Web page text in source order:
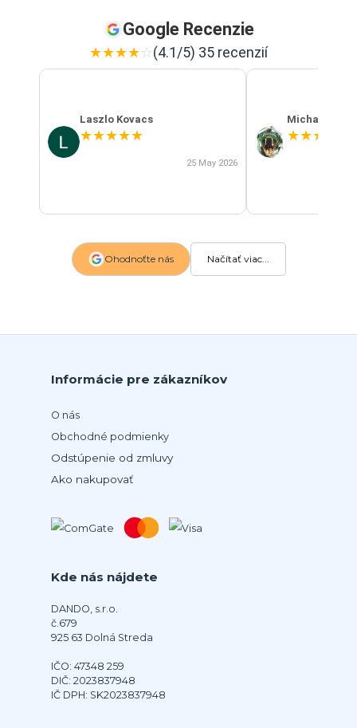
Google Recenzie
★★★★☆(4.1/5) 35 recenzií
Laszlo Kovacs
★★★★★
25 May 2026
Michal Szabo
★★★
Ohodnoťte nás Načítať viac...
Informácie pre zákazníkov
O nás
Obchodné podmienky
Odstúpenie od zmluvy
Ako nakupovať
Kde nás nájdete
DANDO, s.r.o.
č.679
925 63 Dolná Streda
IČO: 47348 259
DIČ: 2023837948
IČ DPH: SK2023837948